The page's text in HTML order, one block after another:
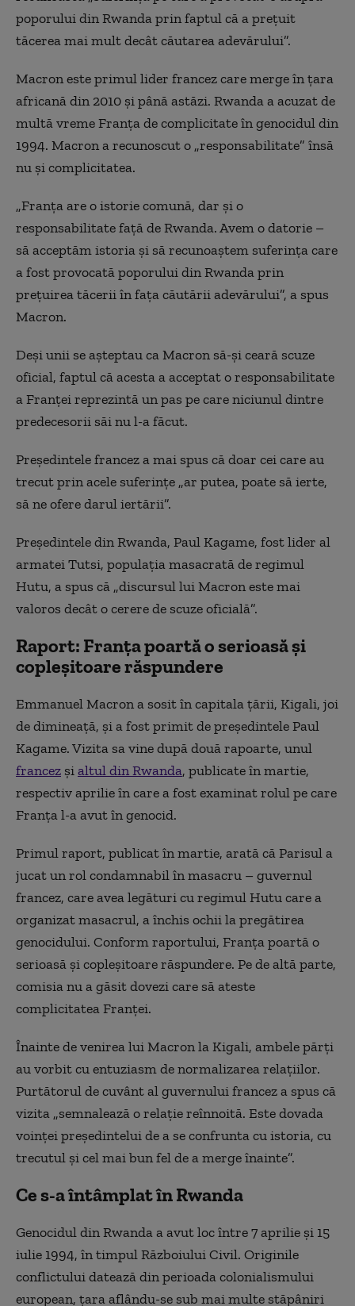
poporului din Rwanda prin faptul că a prețuit
tăcerea mai mult decât căutarea adevărului”.
Macron este primul lider francez care merge în țara
africană din 2010 și până astăzi. Rwanda a acuzat de
multă vreme Franța de complicitate în genocidul din
1994. Macron a recunoscut o „responsabilitate” însă
nu și complicitatea.
„Franța are o istorie comună, dar și o
responsabilitate față de Rwanda. Avem o datorie –
să acceptăm istoria și să recunoaștem suferința care
a fost provocată poporului din Rwanda prin
prețuirea tăcerii în fața căutării adevărului”, a spus
Macron.
Deși unii se așteptau ca Macron să-și ceară scuze
oficial, faptul că acesta a acceptat o responsabilitate
a Franței reprezintă un pas pe care niciunul dintre
predecesorii săi nu l-a făcut.
Președintele francez a mai spus că doar cei care au
trecut prin acele suferințe „ar putea, poate să ierte,
să ne ofere darul iertării”.
Președintele din Rwanda, Paul Kagame, fost lider al
armatei Tutsi, populația masacrată de regimul
Hutu, a spus că „discursul lui Macron este mai
valoros decât o cerere de scuze oficială”.
Raport: Franța poartă o serioasă și
copleșitoare răspundere
Emmanuel Macron a sosit în capitala țării, Kigali, joi
de dimineață, și a fost primit de președintele Paul
Kagame. Vizita sa vine după două rapoarte, unul
francez șialtul din Rwanda, publicate în martie,
respectiv aprilie în care a fost examinat rolul pe care
Franța l-a avut în genocid.
Primul raport, publicat în martie, arată că Parisul a
jucat un rol condamnabil în masacru – guvernul
francez, care avea legături cu regimul Hutu care a
organizat masacrul, a închis ochii la pregătirea
genocidului. Conform raportului, Franța poartă o
serioasă și copleșitoare răspundere. Pe de altă parte,
comisia nu a găsit dovezi care să ateste
complicitatea Franței.
Înainte de venirea lui Macron la Kigali, ambele părți
au vorbit cu entuziasm de normalizarea relațiilor.
Purtătorul de cuvânt al guvernului francez a spus că
vizita „semnalează o relație reînnoită. Este dovada
voinței președintelui de a se confrunta cu istoria, cu
trecutul și cel mai bun fel de a merge înainte”.
Ce s-a întâmplat în Rwanda
Genocidul din Rwanda a avut loc între 7 aprilie și 15
iulie 1994, în timpul Războiului Civil. Originile
conflictului datează din perioada colonialismului
european, țara aflându-se sub mai multe stăpâniri